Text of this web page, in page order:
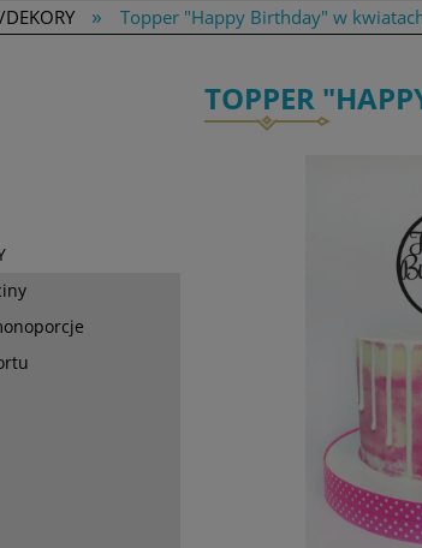
DEKORY » Topper "Happy Birthday" w
TOPPER